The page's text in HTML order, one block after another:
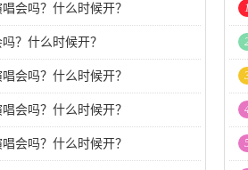
会吗？什么时候开？
？什么时候开？
会吗？什么时候开？
会吗？什么时候开？
会吗？什么时候开？
1